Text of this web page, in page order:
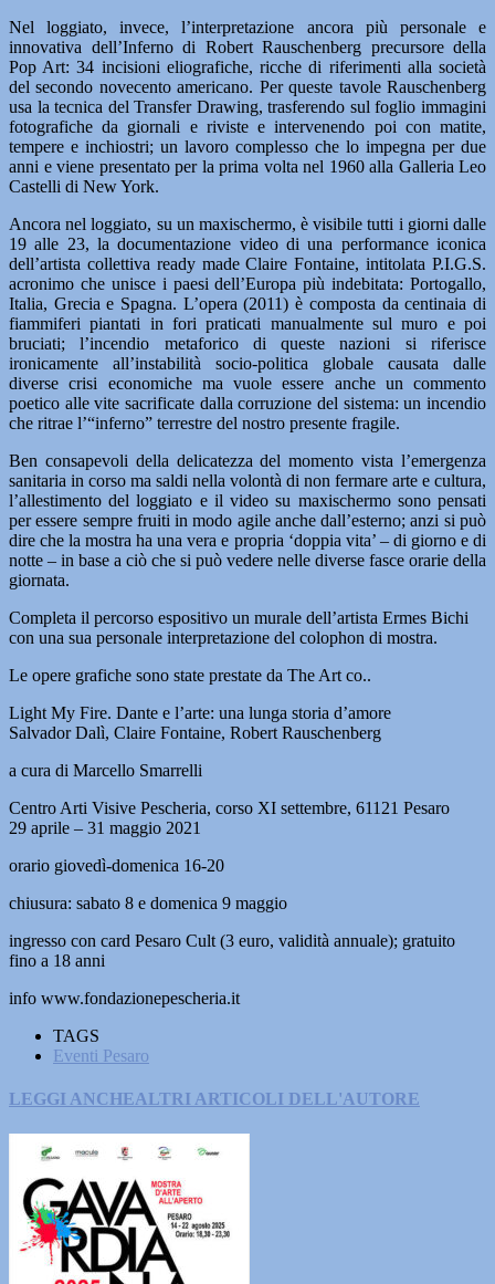
Nel loggiato, invece, l’interpretazione ancora più personale e
innovativa dell’Inferno di Robert Rauschenberg precursore della
Pop Art: 34 incisioni eliografiche, ricche di riferimenti alla società
del secondo novecento americano. Per queste tavole Rauschenberg
usa la tecnica del Transfer Drawing, trasferendo sul foglio immagini
fotografiche da giornali e riviste e intervenendo poi con matite,
tempere e inchiostri; un lavoro complesso che lo impegna per due
anni e viene presentato per la prima volta nel 1960 alla Galleria Leo
Castelli di New York.
Ancora nel loggiato, su un maxischermo, è visibile tutti i giorni dalle
19 alle 23, la documentazione video di una performance iconica
dell’artista collettiva ready made Claire Fontaine, intitolata P.I.G.S.
acronimo che unisce i paesi dell’Europa più indebitata: Portogallo,
Italia, Grecia e Spagna. L’opera (2011) è composta da centinaia di
fiammiferi piantati in fori praticati manualmente sul muro e poi
bruciati; l’incendio metaforico di queste nazioni si riferisce
ironicamente all’instabilità socio-politica globale causata dalle
diverse crisi economiche ma vuole essere anche un commento
poetico alle vite sacrificate dalla corruzione del sistema: un incendio
che ritrae l’“inferno” terrestre del nostro presente fragile.
Ben consapevoli della delicatezza del momento vista l’emergenza
sanitaria in corso ma saldi nella volontà di non fermare arte e cultura,
l’allestimento del loggiato e il video su maxischermo sono pensati
per essere sempre fruiti in modo agile anche dall’esterno; anzi si può
dire che la mostra ha una vera e propria ‘doppia vita’ – di giorno e di
notte – in base a ciò che si può vedere nelle diverse fasce orarie della
giornata.
Completa il percorso espositivo un murale dell’artista Ermes Bichi
con una sua personale interpretazione del colophon di mostra.
Le opere grafiche sono state prestate da The Art co..
Light My Fire. Dante e l’arte: una lunga storia d’amore
Salvador Dalì, Claire Fontaine, Robert Rauschenberg
a cura di Marcello Smarrelli
Centro Arti Visive Pescheria, corso XI settembre, 61121 Pesaro
29 aprile – 31 maggio 2021
orario giovedì-domenica 16-20
chiusura: sabato 8 e domenica 9 maggio
ingresso con card Pesaro Cult (3 euro, validità annuale); gratuito
fino a 18 anni
info www.fondazionepescheria.it
TAGS
Eventi Pesaro
LEGGI ANCHEALTRI ARTICOLI DELL'AUTORE